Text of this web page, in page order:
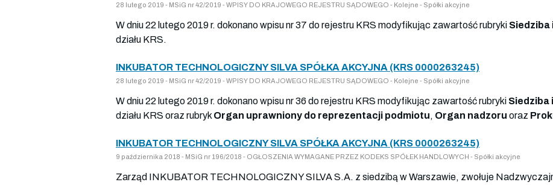
28 lutego 2019 - MSiG nr 42/2019 - WPISY DO KRAJOWEGO REJESTRU SĄDOWEGO - Kolejne - Spółki akcyjne
W dniu 22 lutego 2019 r. dokonano wpisu nr 37 do rejestru KRS modyfikując zawartość rubryki Siedziba
działu KRS.
INKUBATOR TECHNOLOGICZNY SILVA SPÓŁKA AKCYJNA (KRS 0000263245)
28 lutego 2019 - MSiG nr 42/2019 - WPISY DO KRAJOWEGO REJESTRU SĄDOWEGO - Kolejne - Spółki akcyjne
W dniu 22 lutego 2019 r. dokonano wpisu nr 36 do rejestru KRS modyfikując zawartość rubryki Siedziba
działu KRS oraz rubryk Organ uprawniony do reprezentacji podmiotu, Organ nadzoru oraz
INKUBATOR TECHNOLOGICZNY SILVA SPÓŁKA AKCYJNA (KRS 0000263245)
9 października 2018 - MSiG nr 196/2018 - OGŁOSZENIA WYMAGANE PRZEZ KODEKS SPÓŁEK HANDLOWYCH - Spółki akcyjne
Zarząd INKUBATOR TECHNOLOGICZNY SILVA S.A. z siedzibą w Warszawie, zwołuje